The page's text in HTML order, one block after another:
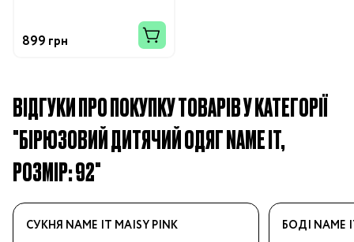
899 грн
ВІДГУКИ ПРО ПОКУПКУ ТОВАРІВ У КАТЕГОРІЇ
"БІРЮЗОВИЙ ДИТЯЧИЙ ОДЯГ NAME IT,
РОЗМІР: 92"
СУКНЯ NAME IT MAISY PINK БОДІ NAME